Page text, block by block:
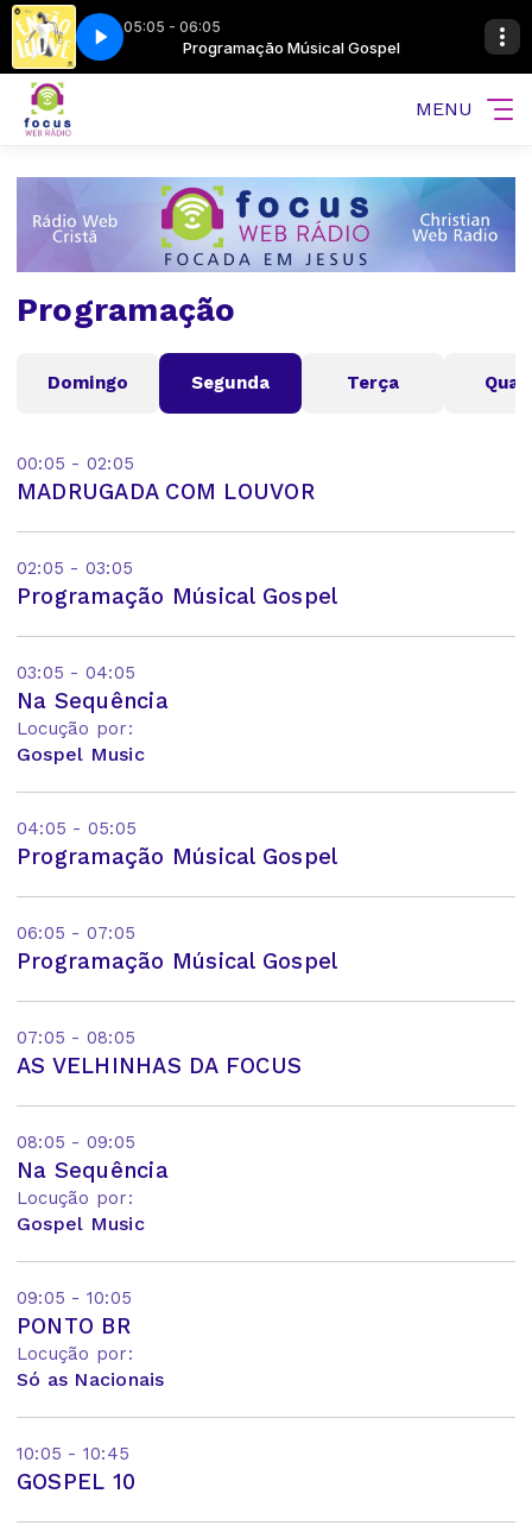
05:05 - 06:05
Gospel Programação Músical Gospel
louve Willy Gregory - Então louve
MENU
Programação
Domingo Segunda Terça
00:05 - 02:05
MADRUGADA COM LOUVOR
02:05 - 03:05
Programação Músical Gospel
03:05 - 04:05
Na Sequência
Locução por:
Gospel Music
04:05 - 05:05
Programação Músical Gospel
06:05 - 07:05
Programação Músical Gospel
07:05 - 08:05
AS VELHINHAS DA FOCUS
08:05 - 09:05
Na Sequência
Locução por:
Gospel Music
09:05 - 10:05
PONTO BR
Locução por:
Só as Nacionais
10:05 - 10:45
GOSPEL 10